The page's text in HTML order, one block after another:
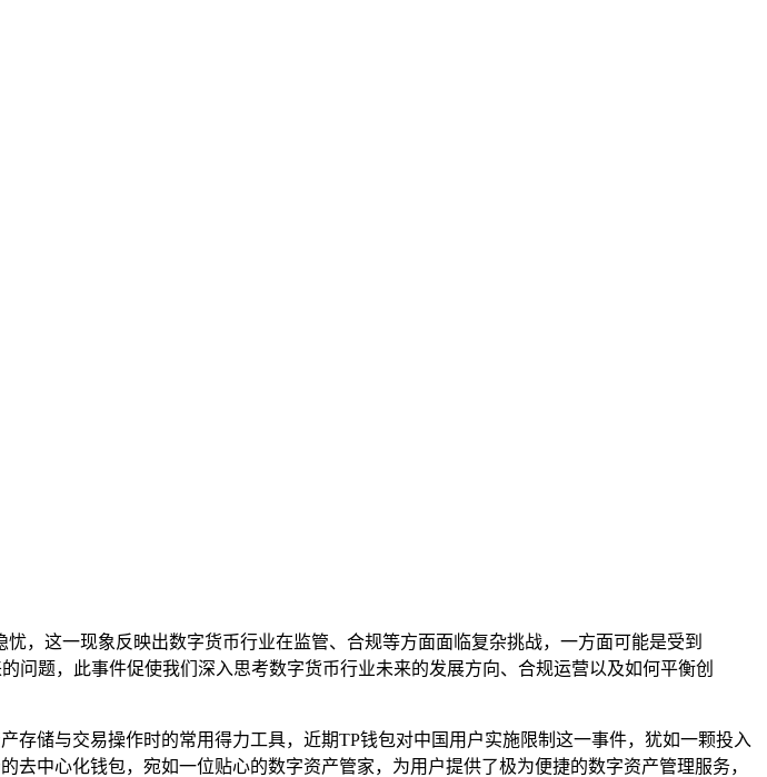
，这一现象反映出数字货币行业在监管、合规等方面面临复杂挑战，一方面可能是受到
题，此事件促使我们深入思考数字货币行业未来的发展方向、合规运营以及如何平衡创
储与交易操作时的常用得力工具，近期TP钱包对中国用户实施限制这一事件，犹如一颗投入
中心化钱包，宛如一位贴心的数字资产管家，为用户提供了极为便捷的数字资产管理服务，